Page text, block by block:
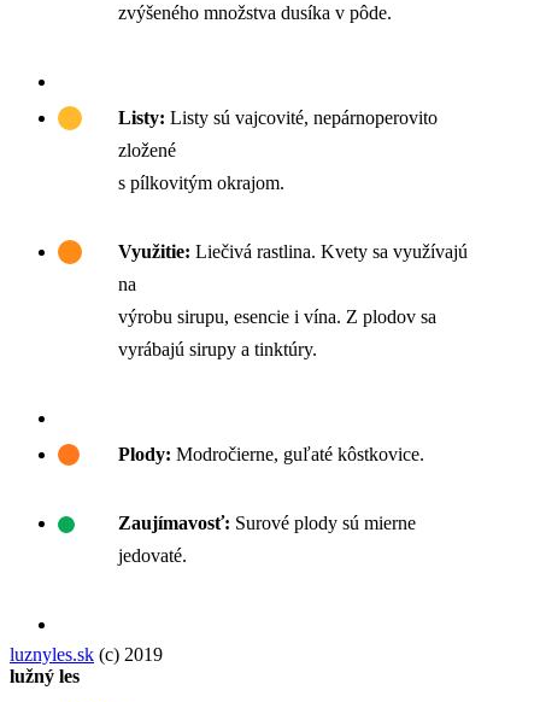
zvýšeného množstva dusíka v pôde.
Listy: Listy sú vajcovité, nepárnoperovito
zložené
s pílkovitým okrajom.
Využitie: Liečivá rastlina. Kvety sa využívajú
na
výrobu sirupu, esencie i vína. Z plodov sa
vyrábajú sirupy a tinktúry.
Plody: Modročierne, guľaté kôstkovice.
Zaujímavosť: Surové plody sú mierne
jedovaté.
luznyles.sk (c) 2019
lužný les